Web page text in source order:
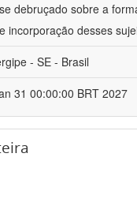
debruçado sobre a
incorporação desses
- SE - Brasil
31 00:00:00 BRT 2027